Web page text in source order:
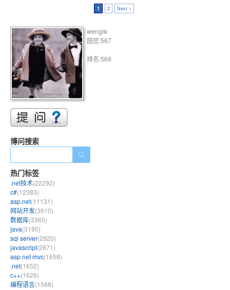
1 2 Next >
wengle
园豆:567
排名:569
博问搜索
热门标签
.net技术(22292)
c#(12383)
asp.net(11131)
网站开发(3610)
数据库(3365)
java(3190)
sql server(2920)
javascript(2871)
asp.net mvc(1658)
.net(1652)
c++(1626)
编程语言(1588)